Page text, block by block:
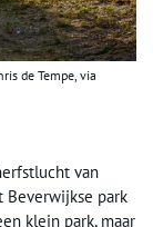
de Tempe, via
van
Beverwijkse park
klein park, maar